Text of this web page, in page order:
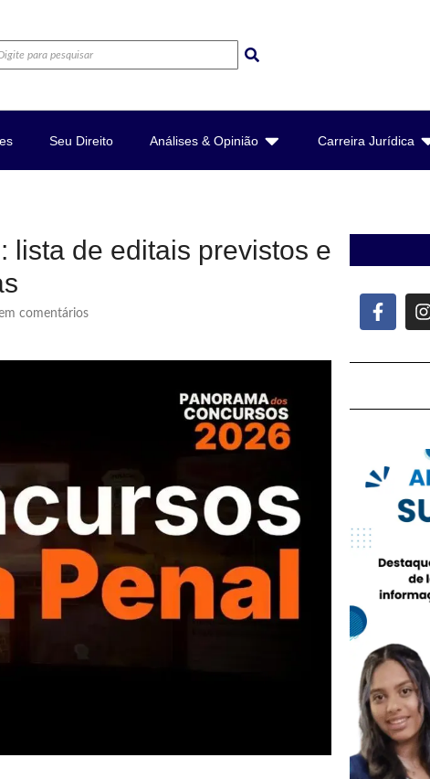
Seu Direito Análises & Opinião Carreira Jurídica
lista de editais previstos e
comentários